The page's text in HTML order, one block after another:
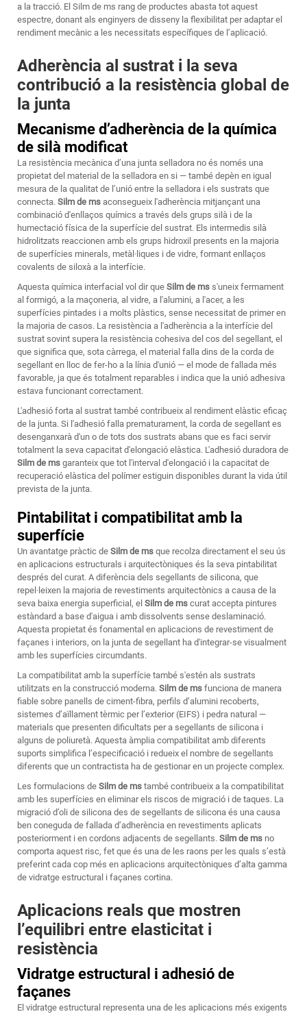
a la tracció. El Silm de ms rang de productes abasta tot aquest
espectre, donant als enginyers de disseny la flexibilitat per adaptar el
rendiment mecànic a les necessitats específiques de l’aplicació.
Adherència al sustrat i la seva
contribució a la resistència global de
la junta
Mecanisme d’adherència de la química
de silà modificat
La resistència mecànica d’una junta selladora no és només una
propietat del material de la selladora en si — també depèn en igual
mesura de la qualitat de l’unió entre la selladora i els sustrats que
connecta. Silm de ms aconsegueix l'adherència mitjançant una
combinació d'enllaços químics a través dels grups silà i de la
humectació física de la superfície del sustrat. Els intermedis silà
hidrolitzats reaccionen amb els grups hidroxil presents en la majoria
de superfícies minerals, metàl·liques i de vidre, formant enllaços
covalents de siloxà a la interfície.
Aquesta química interfacial vol dir que Silm de ms s'uneix fermament
al formigó, a la maçoneria, al vidre, a l'alumini, a l'acer, a les
superfícies pintades i a molts plàstics, sense necessitat de primer en
la majoria de casos. La resistència a l'adherència a la interfície del
sustrat sovint supera la resistència cohesiva del cos del segellant, el
que significa que, sota càrrega, el material falla dins de la corda de
segellant en lloc de fer-ho a la línia d'unió — el mode de fallada més
favorable, ja que és totalment reparables i indica que la unió adhesiva
estava funcionant correctament.
L'adhesió forta al sustrat també contribueix al rendiment elàstic eficaç
de la junta. Si l'adhesió falla prematurament, la corda de segellant es
desenganxarà d'un o de tots dos sustrats abans que es faci servir
totalment la seva capacitat d'elongació elàstica. L'adhesió duradora de
Silm de ms garanteix que tot l'interval d'elongació i la capacitat de
recuperació elàstica del polímer estiguin disponibles durant la vida útil
prevista de la junta.
Pintabilitat i compatibilitat amb la
superfície
Un avantatge pràctic de Silm de ms que recolza directament el seu ús
en aplicacions estructurals i arquitectòniques és la seva pintabilitat
després del curat. A diferència dels segellants de silicona, que
repel·leixen la majoria de revestiments arquitectònics a causa de la
seva baixa energia superficial, el Silm de ms curat accepta pintures
estàndard a base d'aigua i amb dissolvents sense deslaminació.
Aquesta propietat és fonamental en aplicacions de revestiment de
façanes i interiors, on la junta de segellant ha d'integrar-se visualment
amb les superfícies circumdants.
La compatibilitat amb la superfície també s'estén als sustrats
utilitzats en la construcció moderna. Silm de ms funciona de manera
fiable sobre panells de ciment-fibra, perfils d’alumini recoberts,
sistemes d’aïllament tèrmic per l’exterior (EIFS) i pedra natural —
materials que presenten dificultats per a segellants de silicona i
alguns de poliuretà. Aquesta àmplia compatibilitat amb diferents
suports simplifica l’especificació i redueix el nombre de segellants
diferents que un contractista ha de gestionar en un projecte complex.
Les formulacions de Silm de ms també contribueix a la compatibilitat
amb les superfícies en eliminar els riscos de migració i de taques. La
migració d’oli de silicona des de segellants de silicona és una causa
ben coneguda de fallada d’adherència en revestiments aplicats
posteriorment i en cordons adjacents de segellants. Silm de ms no
comporta aquest risc, fet que és una de les raons per les quals s’està
preferint cada cop més en aplicacions arquitectòniques d’alta gamma
de vidratge estructural i façanes cortina.
Aplicacions reals que mostren
l’equilibri entre elasticitat i
resistència
Vidratge estructural i adhesió de
façanes
El vidratge estructural representa una de les aplicacions més exigents